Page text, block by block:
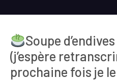
Soupe
(j’espère
prochaine fois je